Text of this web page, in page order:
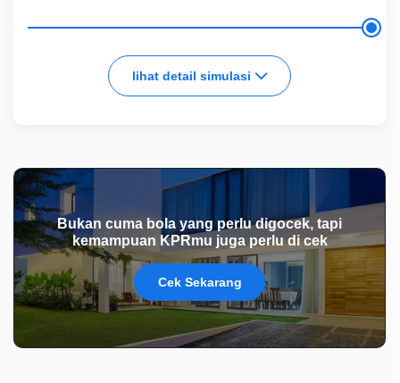
lihat detail simulasi
Bukan cuma bola yang perlu digocek, tapi
kemampuan KPRmu juga perlu di cek
Cek Sekarang